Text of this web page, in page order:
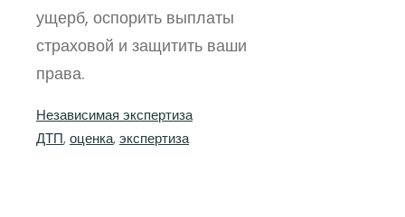
ущерб, оспорить выплаты
страховой и защитить ваши
права.
Независимая экспертиза
ДТП, оценка, экспертиза